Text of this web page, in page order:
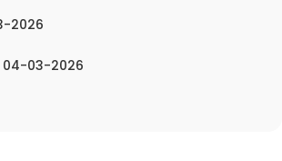
2026
04-03-2026